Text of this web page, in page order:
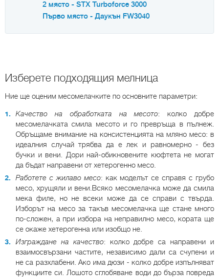
2 място - STX Turboforce 3000
Първо място - Даукън FW3040
Изберете подходящия мелница
Ние ще оценим месомелачките по основните параметри:
Качество на обработката на месото: колко добре
месомелачката смила месото и го превръща в пълнеж.
Обръщаме внимание на консистенцията на мляно месо: в
идеалния случай трябва да е лек и равномерно - без
бучки и вени. Дори най-обикновените кюфтета не могат
да бъдат направени от хетерогенно месо.
Работете с жилаво месо: как моделът се справя с грубо
месо, хрущяли и вени.Всяко месомелачка може да смила
мека филе, но не всеки може да се справи с твърда.
Изборът на месо за такъв месомелачка ще стане много
по-сложен, а при избора на неправилно месо, кората ще
се окаже хетерогенна или изобщо не.
Изграждане на качество: колко добре са направени и
взаимосвързани частите, независимо дали са счупени и
не са разхлабени. Ако има дюзи - колко добре изпълняват
функциите си. Лошото сглобяване води до бърза повреда